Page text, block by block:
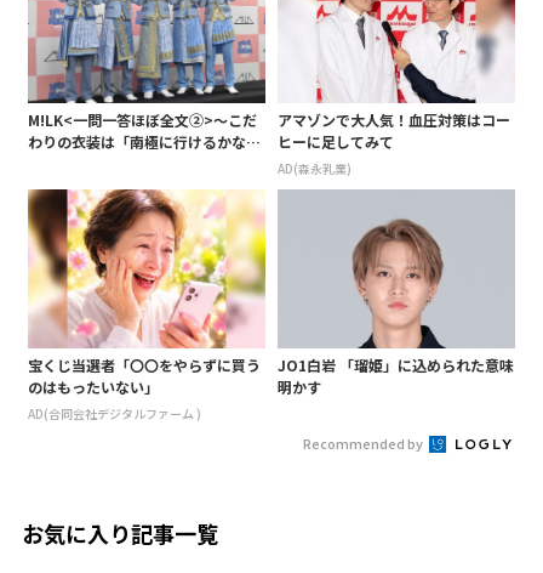
M!LK<一問一答ほぼ全文②>～こだ
わりの衣装は「南極に行けるかなと
アマゾンで大人気！血圧対策はコー
ヒーに足してみて
AD(森永乳業)
宝くじ当選者「〇〇をやらずに買う
のはもったいない」
AD(合同会社デジタルファーム )
JO1白岩 「瑠姫」に込められた意味
明かす
Recommended by
お気に入り記事一覧